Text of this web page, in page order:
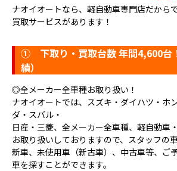
ナオイオートなら、軽自動車専門店だから
買取サービスがあります！
① 下取り・買取台数 年間4,600台
績）
◎全メーカー全車種お取り扱い！
ナオイオートでは、スズキ・ダイハツ・ホ
ダ・スバル・
日産・三菱、全メーカー全車種、軽自動車
お取り扱いしておりますので、スタッフの
新車、未使用車（新古車）、中古車等、ご
車を探すことができます。